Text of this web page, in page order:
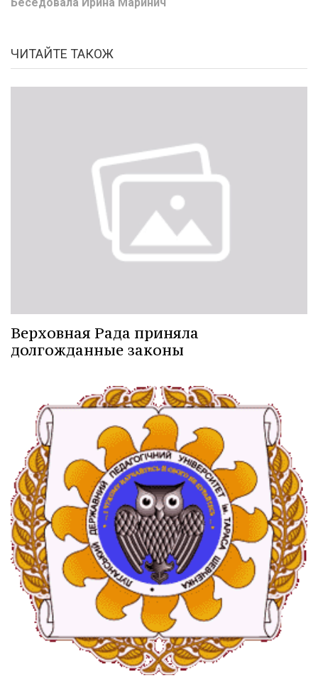
ЧИТАЙТЕ ТАКОЖ
Верховная Рада приняла
долгожданные законы